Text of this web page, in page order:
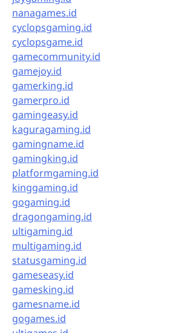
nanagames.id
cyclopsgaming.id
cyclopsgame.id
gamecommunity.id
gamejoy.id
gamerking.id
gamerpro.id
gamingeasy.id
kaguragaming.id
gamingname.id
gamingking.id
platformgaming.id
kinggaming.id
gogaming.id
dragongaming.id
ultigaming.id
multigaming.id
statusgaming.id
gameseasy.id
gamesking.id
gamesname.id
gogames.id